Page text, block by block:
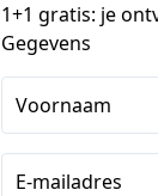
1+1 gratis: je
Gegevens
Voornaam
E-mailadres